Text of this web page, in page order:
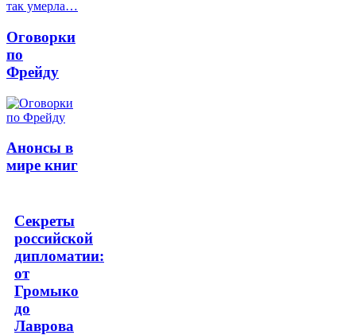
Оговорки
по
Фрейду
Анонсы в
мире книг
Секреты
российской
дипломатии:
от
Громыко
до
Лаврова